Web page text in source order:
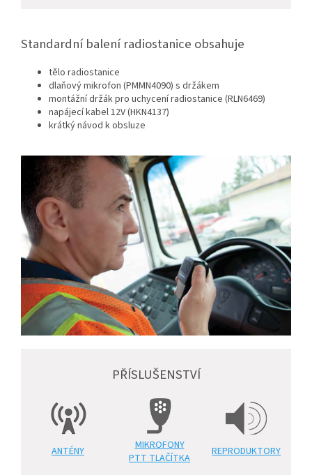
Standardní balení radiostanice obsahuje
tělo radiostanice
dlaňový mikrofon (PMMN4090) s držákem
montážní držák pro uchycení radiostanice (RLN6469)
napájecí kabel 12V (HKN4137)
krátký návod k obsluze
PŘÍSLUŠENSTVÍ
ANTÉNY
MIKROFONY
PTT TLAČÍTKA
REPRODUKTORY